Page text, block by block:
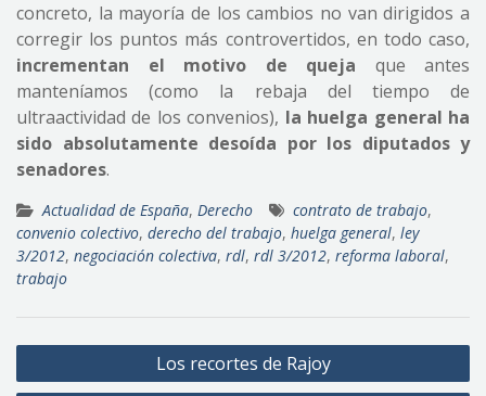
concreto, la mayoría de los cambios no van dirigidos a
corregir los puntos más controvertidos, en todo caso,
incrementan el motivo de queja que antes
manteníamos (como la rebaja del tiempo de
ultraactividad de los convenios), la huelga general ha
sido absolutamente desoída por los diputados y
senadores.
Actualidad de España, Derecho contrato de trabajo,
convenio colectivo, derecho del trabajo, huelga general, ley
3/2012, negociación colectiva, rdl, rdl 3/2012, reforma laboral,
trabajo
Navegación
de
Los recortes de Rajoy